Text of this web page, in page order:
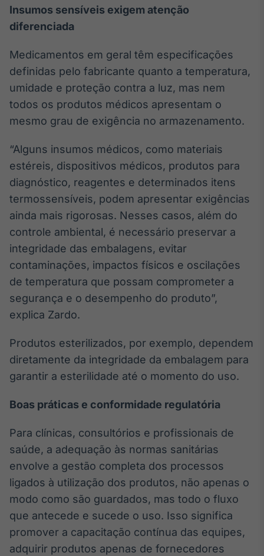
Tokenização
Crédito
Em breve
Insumos sensíveis exigem atenção
diferenciada
Medicamentos em geral têm especificações
definidas pelo fabricante quanto a temperatura,
umidade e proteção contra a luz, mas nem
todos os produtos médicos apresentam o
mesmo grau de exigência no armazenamento.
“Alguns insumos médicos, como materiais
estéreis, dispositivos médicos, produtos para
diagnóstico, reagentes e determinados itens
termossensíveis, podem apresentar exigências
ainda mais rigorosas. Nesses casos, além do
controle ambiental, é necessário preservar a
integridade das embalagens, evitar
contaminações, impactos físicos e oscilações
de temperatura que possam comprometer a
segurança e o desempenho do produto”,
explica Zardo.
Produtos esterilizados, por exemplo, dependem
diretamente da integridade da embalagem para
garantir a esterilidade até o momento do uso.
Boas práticas e conformidade regulatória
Para clínicas, consultórios e profissionais de
saúde, a adequação às normas sanitárias
envolve a gestão completa dos processos
ligados à utilização dos produtos, não apenas o
modo como são guardados, mas todo o fluxo
que antecede e sucede o uso. Isso significa
promover a capacitação contínua das equipes,
adquirir produtos apenas de fornecedores